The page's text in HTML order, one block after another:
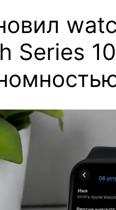
Series